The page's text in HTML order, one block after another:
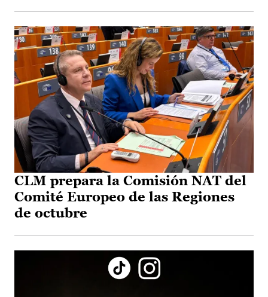
CLM prepara la Comisión NAT del
Comité Europeo de las Regiones
de octubre